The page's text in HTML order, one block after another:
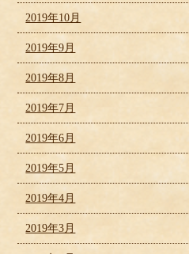
2019年10月
2019年9月
2019年8月
2019年7月
2019年6月
2019年5月
2019年4月
2019年3月